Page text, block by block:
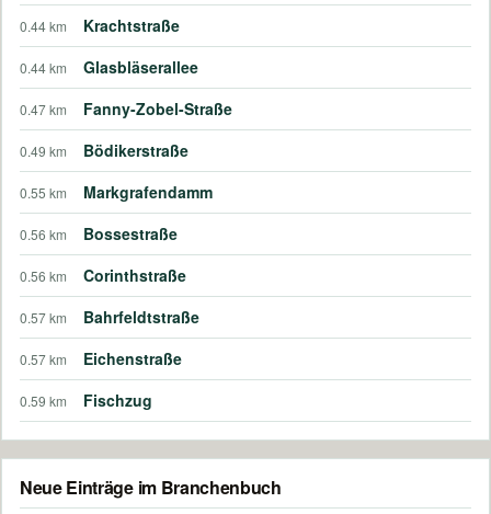
0.44 km Krachtstraße
0.44 km Glasbläserallee
0.47 km Fanny-Zobel-Straße
0.49 km Bödikerstraße
0.55 km Markgrafendamm
0.56 km Bossestraße
0.56 km Corinthstraße
0.57 km Bahrfeldtstraße
0.57 km Eichenstraße
0.59 km Fischzug
Neue Einträge im Branchenbuch